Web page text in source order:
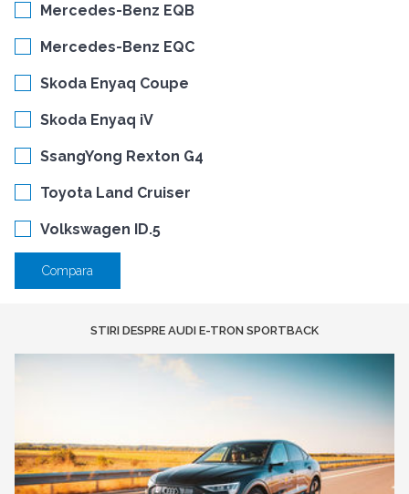
Mercedes-Benz EQB
Mercedes-Benz EQC
Skoda Enyaq Coupe
Skoda Enyaq iV
SsangYong Rexton G4
Toyota Land Cruiser
Volkswagen ID.5
Compara
STIRI DESPRE AUDI E-TRON SPORTBACK